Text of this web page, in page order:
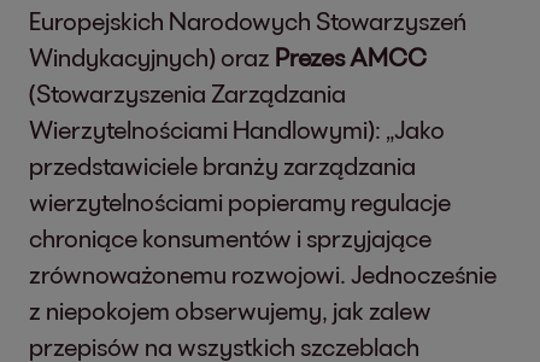
Europejskich Narodowych Stowarzyszeń
Windykacyjnych) oraz Prezes AMCC
(Stowarzyszenia Zarządzania
Wierzytelnościami Handlowymi): „Jako
przedstawiciele branży zarządzania
wierzytelnościami popieramy regulacje
chroniące konsumentów i sprzyjające
zrównoważonemu rozwojowi. Jednocześnie
z niepokojem obserwujemy, jak zalew
przepisów na wszystkich szczeblach